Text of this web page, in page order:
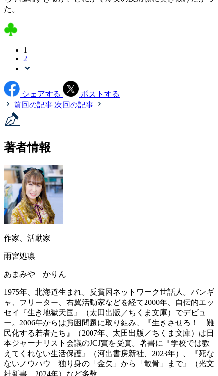
た。
1
2
シェアする
ポストする
前回の記事 次回の記事
著者情報
作家、活動家
雨宮処凛
あまみや かりん
1975年、北海道生まれ。反貧困ネットワーク世話人。バンギ
ャ、フリーター、右翼活動家などを経て2000年、自伝的エッ
セイ『生き地獄天国』（太田出版／ちくま文庫）でデビュ
ー。2006年からは貧困問題に取り組み、『生きさせろ！ 難
民化する若者たち』（2007年、太田出版／ちくま文庫）は日
本ジャーナリスト会議のJCJ賞を受賞。著書に『学校では教
えてくれない生活保護』（‎河出書房新社、2023年）、『死な
ないノウハウ 独り身の「金欠」から「散骨」まで』（光文
社新書、2024年）など多数。